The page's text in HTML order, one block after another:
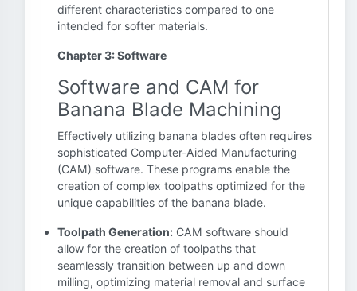
different characteristics compared to one
intended for softer materials.
Chapter 3: Software
Software and CAM for
Banana Blade Machining
Effectively utilizing banana blades often requires
sophisticated Computer-Aided Manufacturing
(CAM) software. These programs enable the
creation of complex toolpaths optimized for the
unique capabilities of the banana blade.
Toolpath Generation: CAM software should
allow for the creation of toolpaths that
seamlessly transition between up and down
milling, optimizing material removal and surface